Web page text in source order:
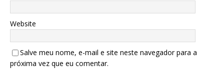
Website
Salve meu nome, e-mail e site neste navegador para a
próxima vez que eu comentar.